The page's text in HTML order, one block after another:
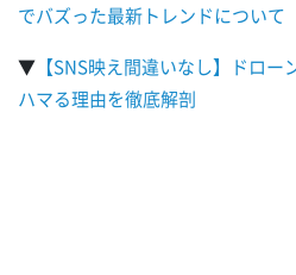
でバズった最新トレンドについて
▼ 【SNS映え間違いなし】ドロ
ハマる理由を徹底解剖